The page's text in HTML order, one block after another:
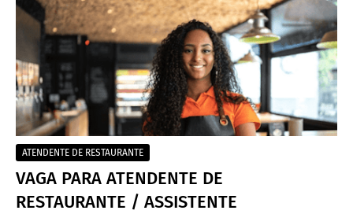
ATENDENTE DE RESTAURANTE
VAGA PARA ATENDENTE DE
RESTAURANTE / ASSISTENTE